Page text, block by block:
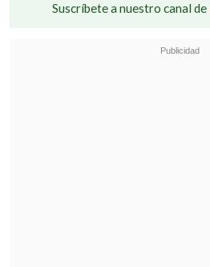
Suscríbete a nuestro canal de